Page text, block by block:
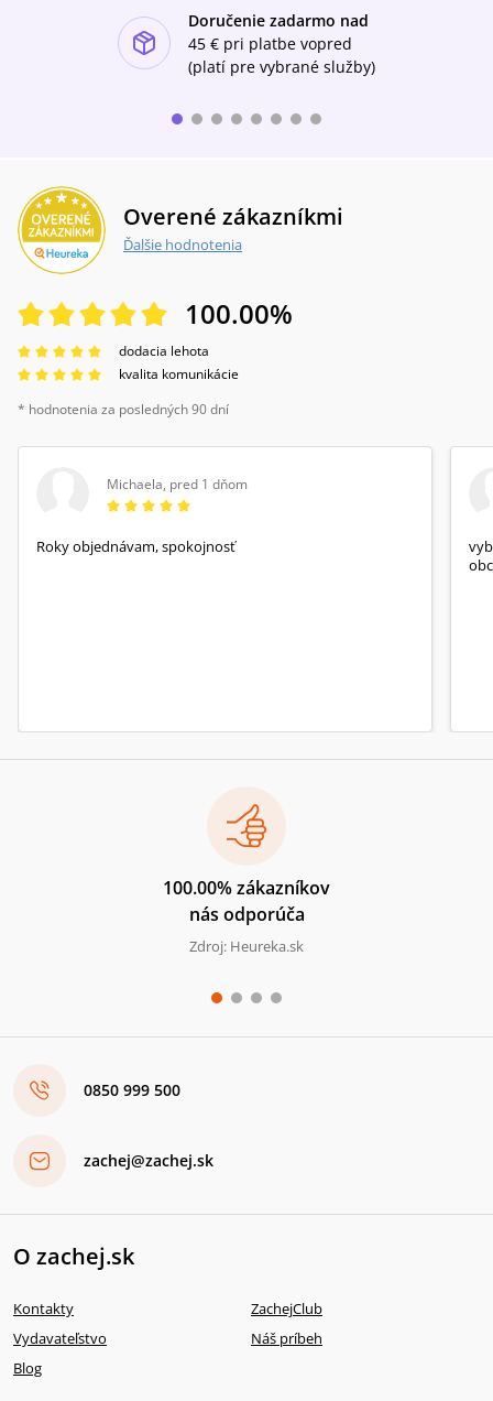
Doručenie zadarmo nad
45 € pri platbe vopred
(platí pre vybrané služby)
Overené zákazníkmi
Ďalšie hodnotenia
100.00%
dodacia lehota
kvalita komunikácie
* hodnotenia za posledných 90 dní
Michaela, pred 1 dňom
Roky objednávam, spokojnosť
100.00% zákazníkov
nás odporúča
Zdroj: Heureka.sk
0850 999 500
zachej@zachej.sk
O zachej.sk
Kontakty
ZachejClub
Vydavateľstvo
Náš príbeh
Blog